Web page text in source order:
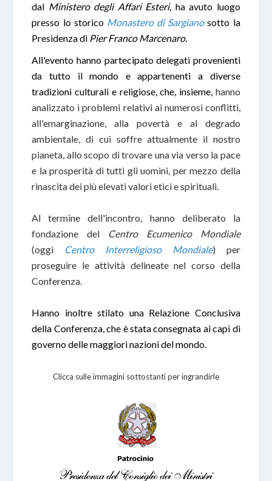
dal Ministero degli Affari Esteri, ha avuto luogo
presso lo storico Monastero di Sargianosotto la
Presidenza di Pier Franco Marcenaro.
All'evento hanno partecipato delegati provenienti
da tutto il mondo e appartenenti a diverse
tradizioni culturali e religiose, che, insieme, hanno
analizzato i problemi relativi ai numerosi conflitti,
all'emarginazione, alla povertà e al degrado
ambientale, di cui soffre attualmente il nostro
pianeta, allo scopo di trovare una via verso la pace
e la prosperità di tutti gli uomini, per mezzo della
rinascita dei più elevati valori etici e spirituali.
Al termine dell'incontro, hanno deliberato la
fondazione del
Centro Ecumenico Mondiale
(oggi Centro Interreligioso Mondiale) per
proseguire le attività delineate nel corso della
Conferenza.
Hanno inoltre stilato una Relazione Conclusiva
della Conferenza, che è stata consegnata ai capi di
governo delle maggiori nazioni del mondo.
Clicca sulle immagini sottostanti per ingrandirle